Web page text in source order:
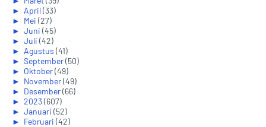
► April(33)
► Mei (27)
► Juni (45)
► Juli (42)
► Agustus (41)
► September(50)
► Oktober(49)
► November(49)
► Desember(66)
► 2023(607)
► Januari (52)
► Februari (42)